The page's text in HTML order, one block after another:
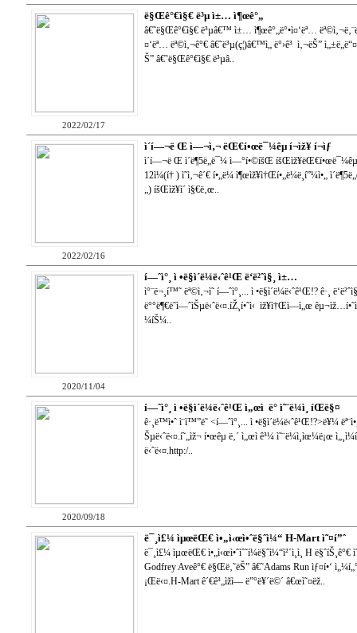
2022/02/17
ë§Œê°€ì§€ ë³µ ì±… ì¶œê°„
â€˜ë§Œê°€ì§€ ë³µâ€™ ì±… ì¶œê°„ë°•ì¤‘ëª…
¤‘ëª… ëª©ì‚¬ê°€ â€˜ë³µ(ç¦)â€™ì„ ë°›ê³ ì‚¬ëŠ”
Š” â€˜ë§Œê°€ì§€ ë³µâ..
2022/02/16
ì´í—¬ë Œ ì—¬ì‚¬ ëŒ€í•œë¯¼êµ­ í¬ìž¥ í¬ìƒ
ì´í—¬ë Œ ì´ë¶5ë„ë¯¼ ì—°í•©íšŒ
12ì¼(í† ) ì˜ì‚¬ê´€ í•„ë¼ ì¶œìž¥ì†Œí•„ë¼ë¸í”¼ì•„
„) íšŒìž¥ì´ ì§€ë‚œ..
2020/11/04
í—ˆì°¸ ì •ë§ì´ë¼ë‹ˆê¹Œ ë‘ë²ˆì§¸ ì±…
ì°¨ë¬¸í™˜ ëª©ì‚¬ì˜ í—ˆì°¸... ì •ë§ì´ë¼ë‹ˆê¹Œ!? ê·¸
ë°°ë¶€ë˜ì—ˆìŠµë‹ˆë‹¤.íŽ¸í•˜ì‹ ìž¥ì†Œì—ì„œ
¼íŠ¼..
2020/09/18
í—ˆì°¸ ì •ë§ì´ë¼ë‹ˆê¹Œ ì„œì  ë° ì˜¨ë¼ì¸ íŒë§¤
ê·¸ë™ì•ˆ ì¨ì™”ë˜ <í—ˆì°¸... ì •ë§ì´ë¼ë‹ˆê¹Œ!?>ë¥¼
Šµë‹ˆë‹¤.í˜„ìž¬ í•œêµ­ ë‚´ ì„œì ê³¼ ì˜¨ë¼ì¸ìœ¼ë¡œ
ë‹ˆë‹¤.http:/..
ë¯¸ì£¼ ìµœëŒ€ ì•„ì‹œì•ˆë§ˆì¼“ H-Mart ì˜¤í”ˆ
ë¯¸ì£¼ ìµœëŒ€ ì•„ì‹œì•ˆìˆ˜í¼ë§ˆì¼“ì²´ì¸ì¸ H
Godfrey Aveê°€ ë§Œë‚˜ëŠ” â€˜Adams Run ìƒ¤í•‘
¡Œë‹¤.H-Mart ê´€ê³„ìžì— ë”°ë¥´ë©´ â€œì˜¤ëž..